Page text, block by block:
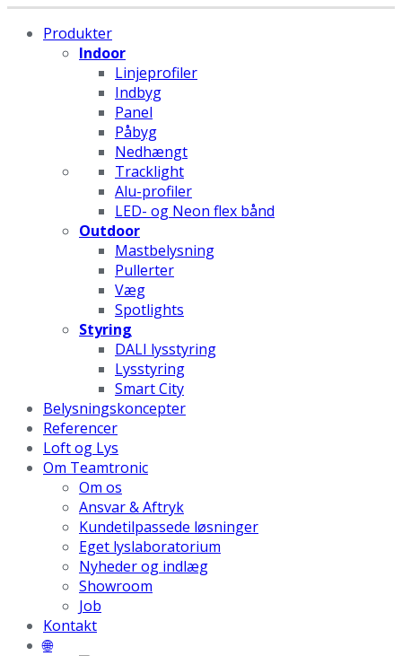
Produkter
Indoor
Linjeprofiler
Indbyg
Panel
Påbyg
Nedhængt
Tracklight
Alu-profiler
LED- og Neon flex bånd
Outdoor
Mastbelysning
Pullerter
Væg
Spotlights
Styring
DALI lysstyring
Lysstyring
Smart City
Belysningskoncepter
Referencer
Loft og Lys
Om Teamtronic
Om os
Ansvar & Aftryk
Kundetilpassede løsninger
Eget lyslaboratorium
Nyheder og indlæg
Showroom
Job
Kontakt
🌐